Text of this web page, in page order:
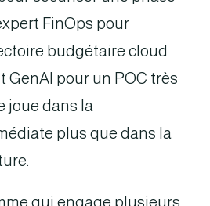
FinOps pour
budgétaire cloud
GenAI pour un POC très
joue dans la
plus que dans la
qui engage plusieurs